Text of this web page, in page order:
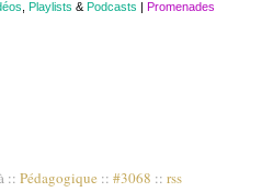
Playlists & Podcasts | Promenades
:: Pédagogique :: #3068 :: rss